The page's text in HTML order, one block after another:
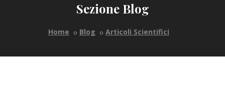
Sezione Blog
Home Blog Articoli Scientifici